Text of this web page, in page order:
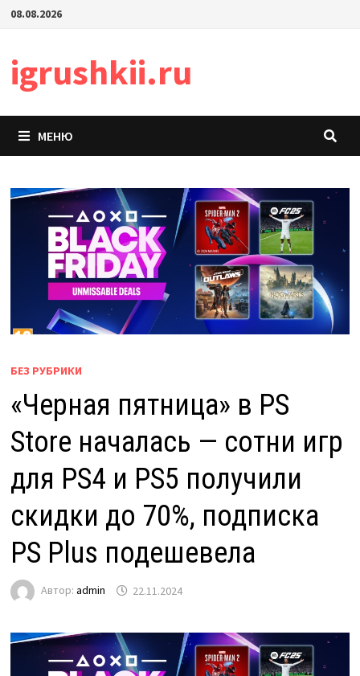
Перейти
08.08.2026
igrushkii.ru
МЕНЮ
БЕЗ РУБРИКИ
«Черная пятница» в PS
Store началась — сотни игр
для PS4 и PS5 получили
скидки до 70%, подписка
PS Plus подешевела
Автор: admin 22.11.2024